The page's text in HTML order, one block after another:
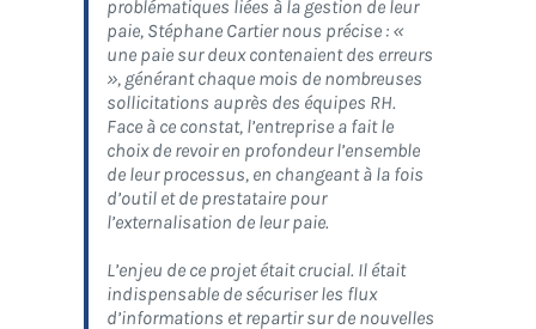
problématiques liées à la gestion de leur
paie, Stéphane Cartier nous précise : «
une paie sur deux contenaient des erreurs
», générant chaque mois de nombreuses
sollicitations auprès des équipes RH.
Face à ce constat, l’entreprise a fait le
choix de revoir en profondeur l’ensemble
de leur processus, en changeant à la fois
d’outil et de prestataire pour
l’externalisation de leur paie.
L’enjeu de ce projet était crucial. Il était
indispensable de sécuriser les flux
d’informations et repartir sur de nouvelles